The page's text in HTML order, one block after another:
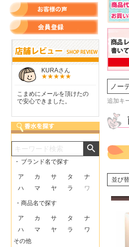
検索
追加キ
並び
KURAさん
こまめにメールを頂けたの
で安心できました。
商品が
ったで
・ ブランド名で探す
ア カ サ タ
ナ
ハ
マ ヤ ラ ワ
・商品名で探す
ア カ サ タ
ナ
ハ
マ ヤ ラ
ワ
その他